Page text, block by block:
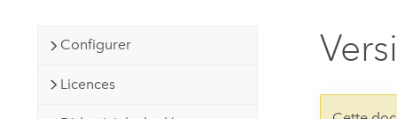
Santé et services à la
Administrations nationales
Configurer
Licences